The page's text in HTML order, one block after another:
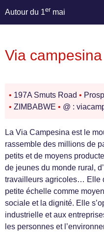
Autour du 1er mai
Via campesina
• 197A Smuts Road •
• ZIMBABWE • @ :
La Via Campesina est le
rassemble des millions de
petits et de moyens
de jeunes du monde rural,
travailleurs agricoles… Elle
petite échelle comme
sociale et la dignité. Elle
industrielle et aux
les personnes et